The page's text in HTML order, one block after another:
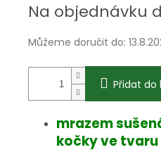
Na objednávku
Můžeme doručit do:
Přidat do
mrazem
kočky ve